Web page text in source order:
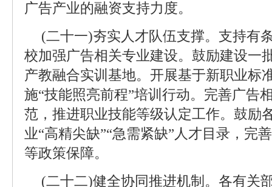
广告产业的融资支持力度。
(二十一)夯实人才队伍支撑。支持有
校加强广告相关专业建设。鼓励建设一
产教融合实训基地。开展基于新职业标
施“技能照亮前程”培训行动。完善广告
范，推进职业技能等级认定工作。鼓励
业“高精尖缺”“急需紧缺”人才目录，完
等政策保障。
(二十二)健全协同推进机制。各有关